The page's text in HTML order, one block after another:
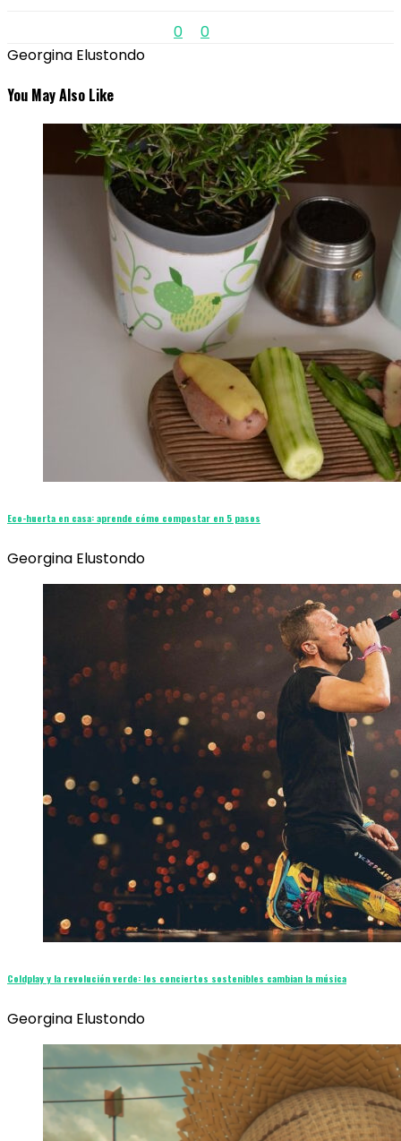
0
0
Georgina Elustondo
You May Also Like
Eco-huerta en casa: aprende cómo compostar en 5 pasos
Georgina Elustondo
Coldplay y la revolución verde: los conciertos sostenibles cambian la música
Georgina Elustondo